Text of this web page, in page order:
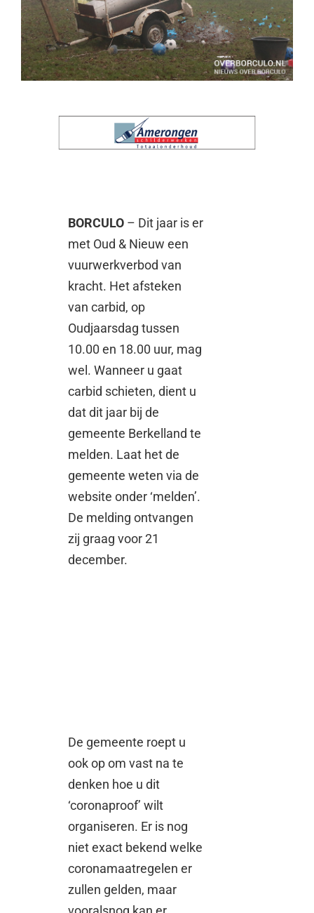
BORCULO – Dit jaar is er
met Oud & Nieuw een
vuurwerkverbod van
kracht. Het afsteken
van carbid, op
Oudjaarsdag tussen
10.00 en 18.00 uur, mag
wel. Wanneer u gaat
carbid schieten, dient u
dat dit jaar bij de
gemeente Berkelland te
melden. Laat het de
gemeente weten via de
website onder ‘melden’.
De melding ontvangen
zij graag voor 21
december.
De gemeente roept u
ook op om vast na te
denken hoe u dit
‘coronaproof’ wilt
organiseren. Er is nog
niet exact bekend welke
coronamaatregelen er
zullen gelden, maar